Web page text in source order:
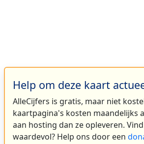
Help om deze kaart
AlleCijfers is gratis, maar niet
kaartpagina's kosten maandelijks
aan hosting dan ze opleveren.
waardevol? Help ons door een